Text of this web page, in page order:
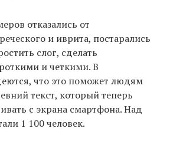
отказались от
и иврита, постарались
слог, сделать
и четкими. В
что это поможет людям
текст, который теперь
с экрана смартфона. Над
1 100 человек.